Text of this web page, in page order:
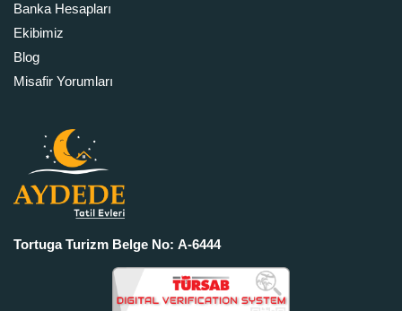
Banka Hesapları
Ekibimiz
Blog
Misafir Yorumları
Tortuga Turizm Belge No: A-6444